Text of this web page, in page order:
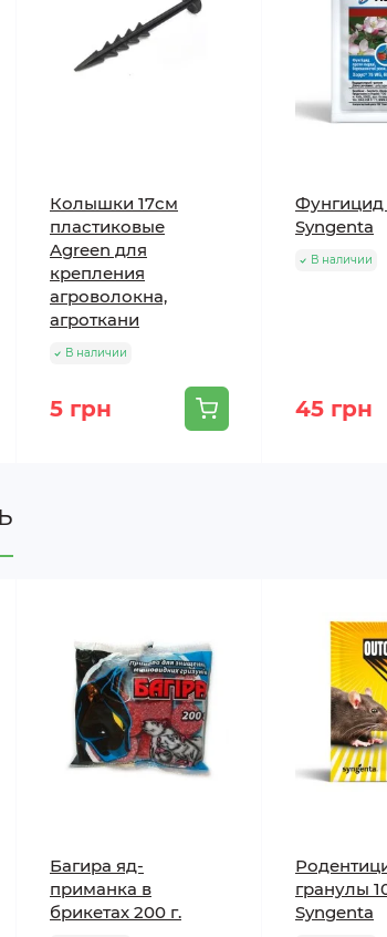
Колышки 17см
пластиковые
Agreen для
крепления
агроволокна,
агроткани
В наличии
5 грн
Фунгицид
Syngenta
В наличии
45 грн
Багира яд-
приманка в
брикетах 200 г.
гранулы
Syngenta